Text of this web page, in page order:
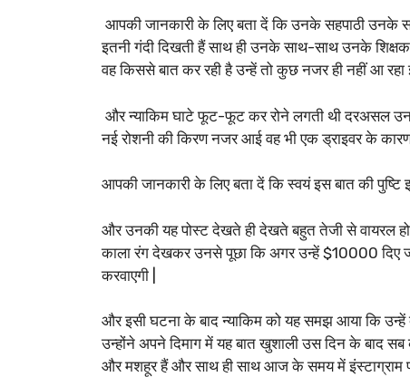
आपकी जानकारी के लिए बता दें कि उनके सहपाठी उनके
इतनी गंदी दिखती हैं साथ ही उनके साथ-साथ उनके
वह किससे बात कर रही है उन्हें तो कुछ नजर ही नहीं आ
और न्याकिम घाटे फूट-फूट कर रोने लगती थी दरअसल
नई रोशनी की किरण नजर आई वह भी एक ड्राइवर के कारण
आपकी जानकारी के लिए बता दें कि स्वयं इस बात की पुष्टि
और उनकी यह पोस्ट देखते ही देखते बहुत तेजी से वायरल
काला रंग देखकर उनसे पूछा कि अगर उन्हें $10000 दिए
करवाएगी |
और इसी घटना के बाद न्याकिम को यह समझ आया कि
उन्होंने अपने दिमाग में यह बात खुशाली उस दिन के बाद
और मशहूर हैं और साथ ही साथ आज के समय में इंस्टाग्राम